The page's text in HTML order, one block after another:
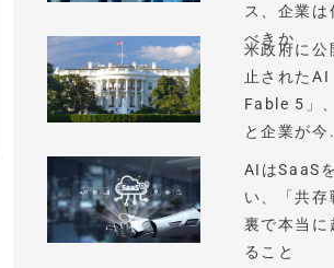
ス、企業は
べきか
米政府に公
止された
Fable 5」
と企業が今
AIはSaaS
い、「共存
裏で本当に
ること